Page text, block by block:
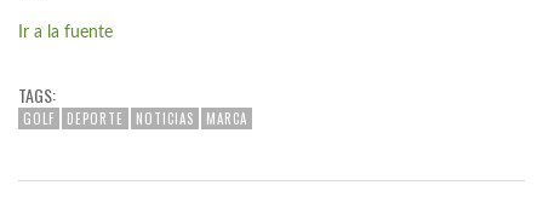
Ir a la fuente
TAGS:
GOLF DEPORTE NOTICIAS MARCA